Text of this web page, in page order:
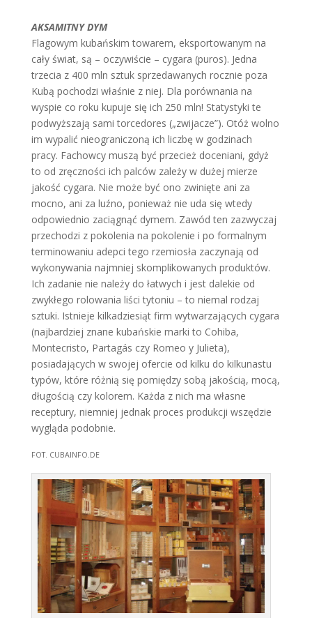
AKSAMITNY DYM
Flagowym kubańskim towarem, eksportowanym na
cały świat, są – oczywiście – cygara (puros). Jedna
trzecia z 400 mln sztuk sprzedawanych rocznie poza
Kubą pochodzi właśnie z niej. Dla porównania na
wyspie co roku kupuje się ich 250 mln! Statystyki te
podwyższają sami torcedores („zwijacze”). Otóż wolno
im wypalić nieograniczoną ich liczbę w godzinach
pracy. Fachowcy muszą być przecież doceniani, gdyż
to od zręczności ich palców zależy w dużej mierze
jakość cygara. Nie może być ono zwinięte ani za
mocno, ani za luźno, ponieważ nie uda się wtedy
odpowiednio zaciągnąć dymem. Zawód ten zazwyczaj
przechodzi z pokolenia na pokolenie i po formalnym
terminowaniu adepci tego rzemiosła zaczynają od
wykonywania najmniej skomplikowanych produktów.
Ich zadanie nie należy do łatwych i jest dalekie od
zwykłego rolowania liści tytoniu – to niemal rodzaj
sztuki. Istnieje kilkadziesiąt firm wytwarzających cygara
(najbardziej znane kubańskie marki to Cohiba,
Montecristo, Partagás czy Romeo y Julieta),
posiadających w swojej ofercie od kilku do kilkunastu
typów, które różnią się pomiędzy sobą jakością, mocą,
długością czy kolorem. Każda z nich ma własne
receptury, niemniej jednak proces produkcji wszędzie
wygląda podobnie.
FOT. CUBAINFO.DE